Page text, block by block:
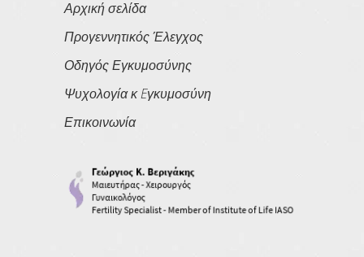
Αρχική σελίδα
Προγεννητικός Έλεγχος
Οδηγός Εγκυμοσύνης
Ψυχολογία κ Eγκυμοσύνη
Επικοινωνία